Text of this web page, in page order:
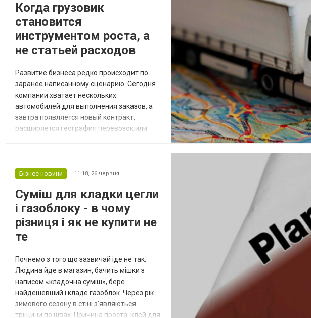
Когда грузовик
становится
инструментом роста, а
не статьей расходов
Развитие бизнеса редко происходит по
заранее написанному сценарию. Сегодня
компании хватает нескольких
автомобилей для выполнения заказов, а
завтра появляется новый контракт,
расширяется география перевозок или
Однако далеко не всегда рационально
для приобретения техники. Как выбрать
транспорт, который окупит себя...
Бізнес новини 11:18, 26 червня
Суміш для кладки цегли
і газоблоку - в чому
різниця і як не купити не
те
Почнемо з того що зазвичай іде не так.
Людина йде в магазин, бачить мішки з
написом «кладочна суміш», бере
найдешевший і кладе газоблок. Через рік
зимового сезону в стіні з'являються
тріщини по швах. Причина проста: клей для